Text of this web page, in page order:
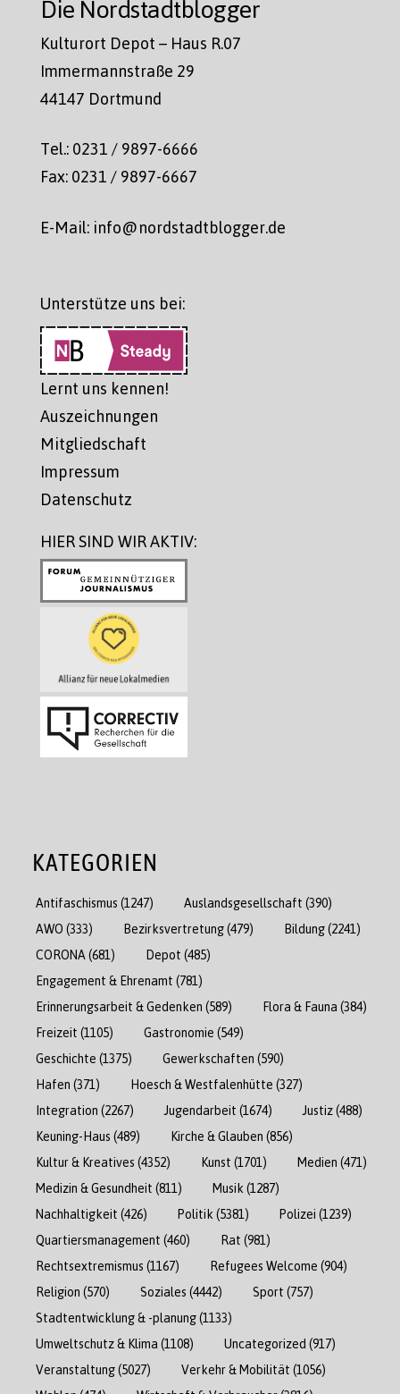
Die Nordstadtblogger
Kulturort Depot – Haus R.07
Immermannstraße 29
44147 Dortmund
Tel.: 0231 / 9897-6666
Fax: 0231 / 9897-6667
E-Mail: info@nordstadtblogger.de
Unterstütze uns bei:
Lernt uns kennen!
Auszeichnungen
Mitgliedschaft
Impressum
Datenschutz
HIER SIND WIR AKTIV:
KATEGORIEN
Antifaschismus (1247) Auslandsgesellschaft (390)
AWO (333) Bezirksvertretung(479) Bildung(2241)
CORONA (681) Depot (485)
Engagement & Ehrenamt (781)
Erinnerungsarbeit & Gedenken (589) Flora & Fauna (384)
Freizeit (1105) Gastronomie (549)
Geschichte (1375) Gewerkschaften (590)
Hafen (371) Hoesch & Westfalenhütte (327)
Integration (2267) Jugendarbeit (1674) Justiz(488)
Keuning-Haus (489) Kirche & Glauben (856)
Kultur & Kreatives (4352) Kunst (1701) Medien (471)
Medizin & Gesundheit (811) Musik (1287)
Nachhaltigkeit (426) Politik (5381) Polizei (1239)
Quartiersmanagement (460) Rat (981)
Rechtsextremismus (1167) Refugees Welcome (904)
Religion (570) Soziales (4442) Sport (757)
Stadtentwicklung & -planung(1133)
Umweltschutz & Klima (1108) Uncategorized (917)
Veranstaltung(5027) Verkehr & Mobilität (1056)